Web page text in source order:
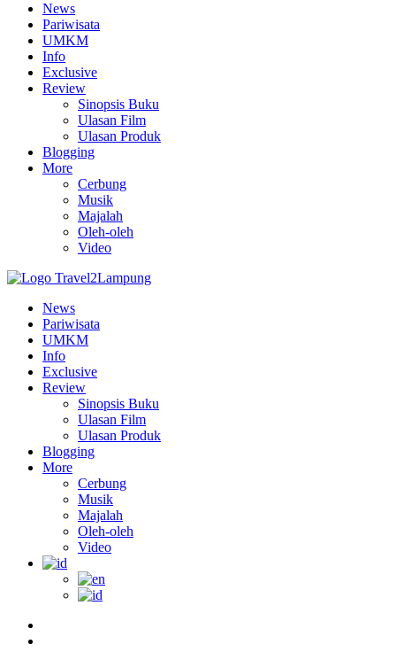
News
Pariwisata
UMKM
Info
Exclusive
Review
Sinopsis Buku
Ulasan Film
Ulasan Produk
Blogging
More
Cerbung
Musik
Majalah
Oleh-oleh
Video
News
Pariwisata
UMKM
Info
Exclusive
Review
Sinopsis Buku
Ulasan Film
Ulasan Produk
Blogging
More
Cerbung
Musik
Majalah
Oleh-oleh
Video